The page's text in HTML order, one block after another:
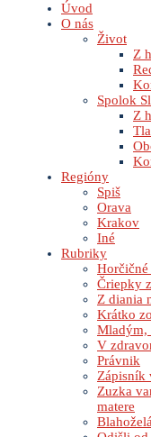
Úvod
O nás
Život
Z
Spolok
Z
Regióny
Spiš
Orava
Krakov
Iné
Rubriky
Horčičné
Čriepky
Z diania
Krátko
Mladým,
V
Právnik
Zápisník
Zuzka
matere